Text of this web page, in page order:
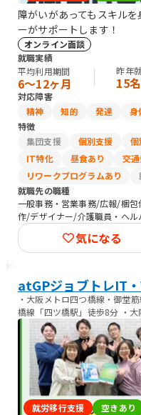
障がいがあってもスキル
ーがサポートします！
オンライン面談
就職実績
平均利用期間
6〜12ヶ月
昨年
15
対応障害
精神
知的 発達 身
特徴
集団支援
個別支援 個
IT特化
昼食あり 交
リワークプログラムあり
就職先の職種
一般事務・営業事務/広報/梱
作/デザイナー/介護職員・ヘ
ーケティング・広告関連
気になる
atGPジョブトレIT
・大阪メトロ四つ橋線・御堂
橋線「四ツ橋駅」徒歩8分 ・
就労移行支援 空きあり